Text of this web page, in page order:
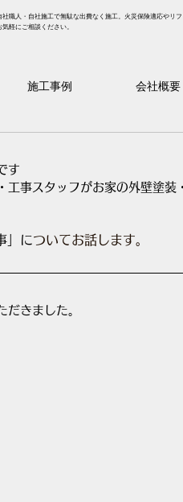
職人・自社施工で無駄な出費なく施工。火災保険適応やリ
軽にご相談ください。
施工事例 会社概要
す
事スタッフがお家の外壁塗装
」についてお話します。
きました。